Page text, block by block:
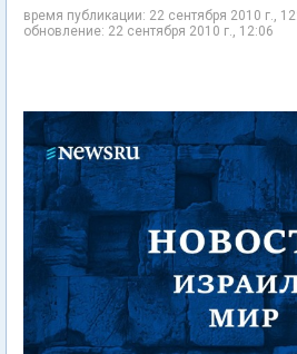
время публикации: 22 сентября 2010 г.,
обновление: 22 сентября 2010 г., 12:06